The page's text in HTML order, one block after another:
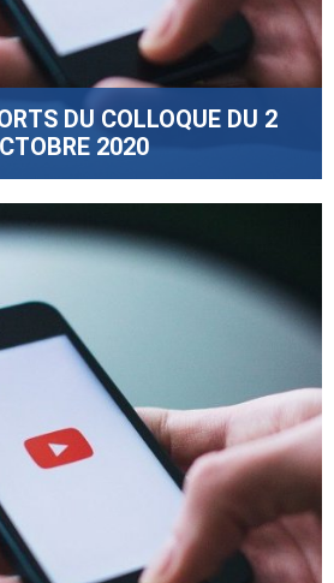
DU COLLOQUE DU 2
2020